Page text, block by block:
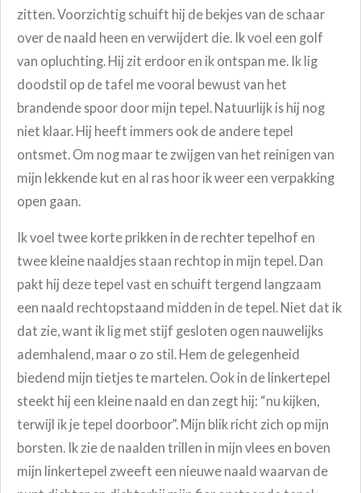
zitten. Voorzichtig schuift hij de bekjes van de schaar
over de naald heen en verwijdert die. Ik voel een golf
van opluchting. Hij zit erdoor en ik ontspan me. Ik lig
doodstil op de tafel me vooral bewust van het
brandende spoor door mijn tepel. Natuurlijk is hij nog
niet klaar. Hij heeft immers ook de andere tepel
ontsmet. Om nog maar te zwijgen van het reinigen van
mijn lekkende kut en al ras hoor ik weer een verpakking
open gaan.
Ik voel twee korte prikken in de rechter tepelhof en
twee kleine naaldjes staan rechtop in mijn tepel. Dan
pakt hij deze tepel vast en schuift tergend langzaam
een naald rechtopstaand midden in de tepel. Niet dat ik
dat zie, want ik lig met stijf gesloten ogen nauwelijks
ademhalend, maar o zo stil. Hem de gelegenheid
biedend mijn tietjes te martelen. Ook in de linkertepel
steekt hij een kleine naald en dan zegt hij: “nu kijken,
terwijl ik je tepel doorboor”. Mijn blik richt zich op mijn
borsten. Ik zie de naalden trillen in mijn vlees en boven
mijn linkertepel zweeft een nieuwe naald waarvan de